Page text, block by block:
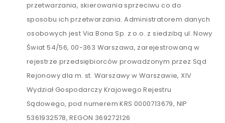
przetwarzania, skierowania sprzeciwu co do
sposobu ich przetwarzania. Administratorem danych
osobowych jest Via Bona Sp. z o.o. z siedzibą ul. Nowy
Świat 54/56, 00-363 Warszawa, zarejestrowaną w
rejestrze przedsiębiorców prowadzonym przez Sąd
Rejonowy dla m. st. Warszawy w Warszawie, XIV
Wydział Gospodarczy Krajowego Rejestru
Sądowego, pod numerem KRS 0000713679, NIP
5361932578, REGON 369272126